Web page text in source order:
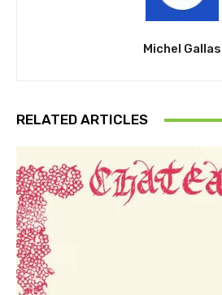
Michel Gallas
RELATED ARTICLES